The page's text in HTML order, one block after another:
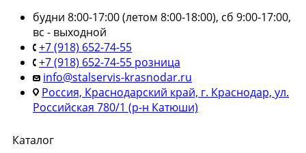
будни 8:00-17:00 (летом 8:00-18:00), сб 9:00-17:00,
вс - выходной
+7 (918) 652-74-55
+7 (918) 652-74-55 розница
info@stalservis-krasnodar.ru
Россия, Краснодарский край, г. Краснодар, ул.
Российская 780/1 (р-н Катюши)
Каталог